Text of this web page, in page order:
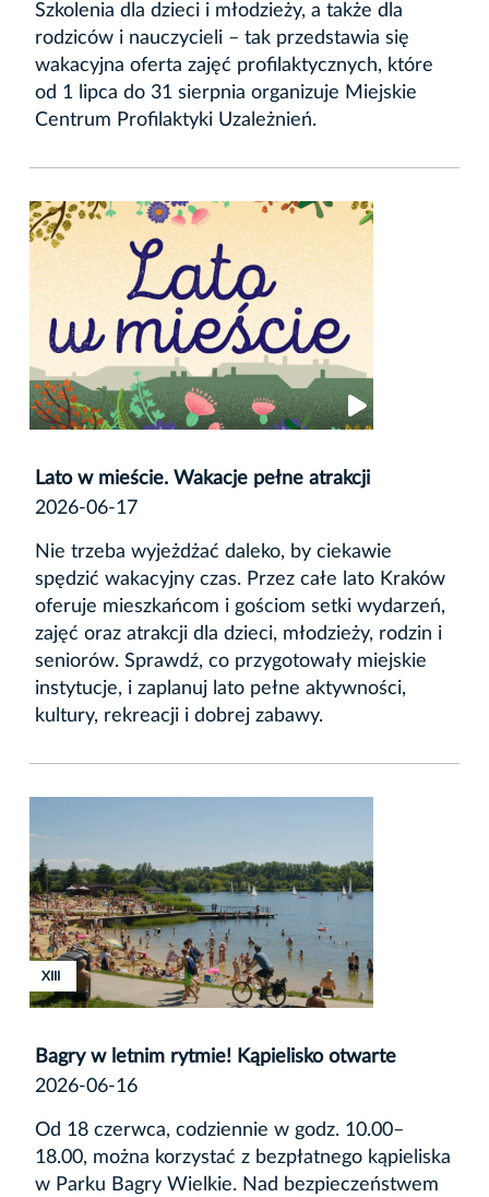
Szkolenia dla dzieci i młodzieży, a także dla
rodziców i nauczycieli – tak przedstawia się
wakacyjna oferta zajęć profilaktycznych, które
od 1 lipca do 31 sierpnia organizuje Miejskie
Centrum Profilaktyki Uzależnień.
Lato w mieście. Wakacje pełne atrakcji
2026-06-17
Nie trzeba wyjeżdżać daleko, by ciekawie
spędzić wakacyjny czas. Przez całe lato Kraków
oferuje mieszkańcom i gościom setki wydarzeń,
zajęć oraz atrakcji dla dzieci, młodzieży, rodzin i
seniorów. Sprawdź, co przygotowały miejskie
instytucje, i zaplanuj lato pełne aktywności,
kultury, rekreacji i dobrej zabawy.
XIII
Bagry w letnim rytmie! Kąpielisko otwarte
2026-06-16
Od 18 czerwca, codziennie w godz. 10.00–
18.00, można korzystać z bezpłatnego kąpieliska
w Parku Bagry Wielkie. Nad bezpieczeństwem